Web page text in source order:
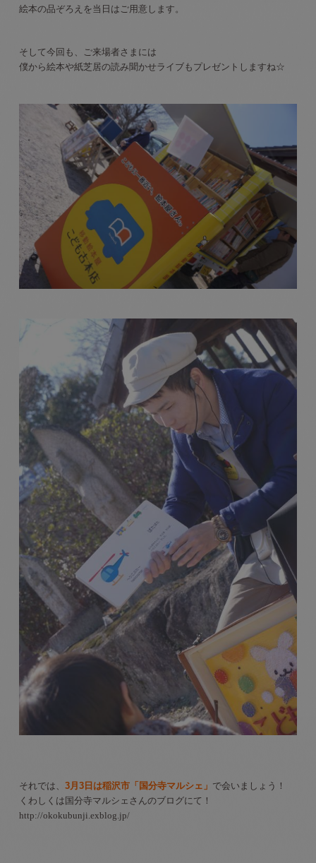
絵本の品ぞろえを当日はご用意します。
そして今回も、ご来場者さまには
僕から絵本や紙芝居の読み聞かせライブもプレゼントしますね☆
それでは、3月3日は稲沢市 「国分寺マルシェ」 で会いましょう！
くわしくは国分寺マルシェさんのブログにて！
http://okokubunji.exblog.jp/